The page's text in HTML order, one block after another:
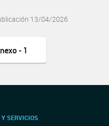
13/04/2026
- 1
Y SERVICIOS